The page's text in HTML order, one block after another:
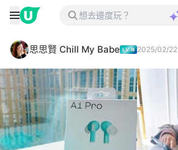
思思賢 Chill My Babe 2025/02/22